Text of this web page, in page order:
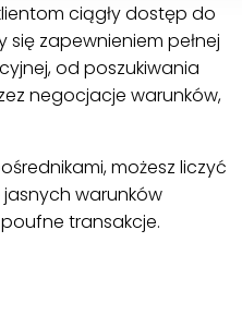
ciągły dostęp do
się zapewnieniem pełnej
od poszukiwania
negocjacje warunków,
możesz liczyć
warunków
transakcje.